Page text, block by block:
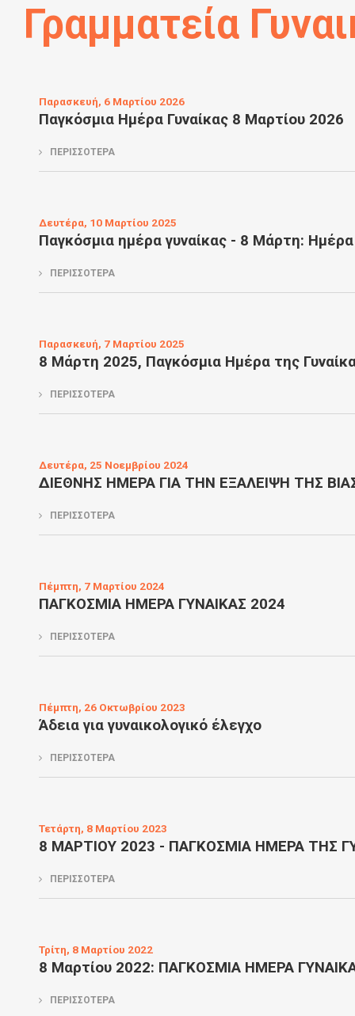
Γραμματεία
Παρασκευή, 6 Μαρτίου 2026
Παγκόσμια Ημέρα Γυναίκας 8 Μαρτίου 2026
ΠΕΡΙΣΣΟΤΕΡΑ
Δευτέρα, 10 Μαρτίου 2025
Παγκόσμια ημέρα γυναίκας - 8 Μάρτη:
ΠΕΡΙΣΣΟΤΕΡΑ
Παρασκευή, 7 Μαρτίου 2025
8 Μάρτη 2025, Παγκόσμια Ημέρα της
ΠΕΡΙΣΣΟΤΕΡΑ
Δευτέρα, 25 Νοεμβρίου 2024
ΔΙΕΘΝΗΣ ΗΜΕΡΑ ΓΙΑ ΤΗΝ ΕΞΑΛΕΙΨΗ ΤΗΣ
ΠΕΡΙΣΣΟΤΕΡΑ
Πέμπτη, 7 Μαρτίου 2024
ΠΑΓΚΟΣΜΙΑ ΗΜΕΡΑ ΓΥΝΑΙΚΑΣ 2024
ΠΕΡΙΣΣΟΤΕΡΑ
Πέμπτη, 26 Οκτωβρίου 2023
Άδεια για γυναικολογικό έλεγχο
ΠΕΡΙΣΣΟΤΕΡΑ
Τετάρτη, 8 Μαρτίου 2023
8 ΜΑΡΤΙΟΥ 2023 - ΠΑΓΚΟΣΜΙΑ ΗΜΕΡΑ ΤΗΣ
ΠΕΡΙΣΣΟΤΕΡΑ
Τρίτη, 8 Μαρτίου 2022
8 Μαρτίου 2022: ΠΑΓΚΟΣΜΙΑ ΗΜΕΡΑ
ΠΕΡΙΣΣΟΤΕΡΑ